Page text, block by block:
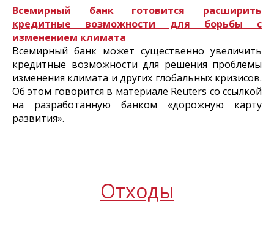
Всемирный банк готовится расширить
кредитные возможности для борьбы с
изменением климата
Всемирный банк может существенно увеличить
кредитные возможности для решения проблемы
изменения климата и других глобальных кризисов.
Об этом говорится в материале Reuters со ссылкой
на разработанную банком «дорожную карту
развития».
Отходы